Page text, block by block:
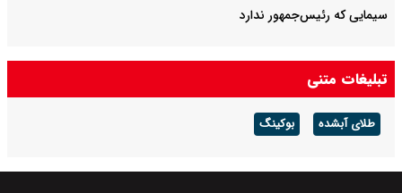
سیمایی که رئیس‌جمهور ندارد
تبلیغات متنی
طلای آبشده بوکینگ